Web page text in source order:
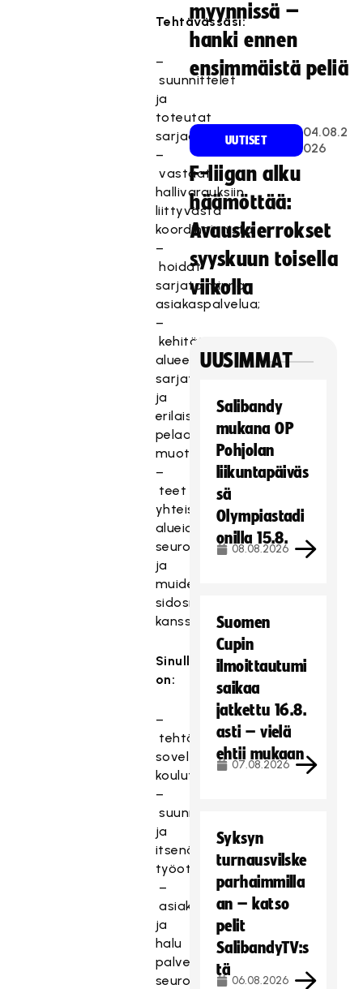
Tehtävässäsi:
–
suunnittelet
ja
toteutat
sarjaohjelmia;
–
vastaat
hallivarauksiin
liittyvästä
koordinoinnista;
–
hoidat
sarjatoiminnan
asiakaspalvelua;
–
kehität
alueellista
sarjatoimintaa
ja
erilaisia
pelaamisen
muotoja;
–
teet
yhteistyötä
alueiden
seurojen
ja
muiden
sidosryhmien
kanssa.
Sinulla
on:
–
tehtävään
soveltuva
koulutus;
–
suunnitelmallinen
ja
itsenäinen
työote;
–
asiakaspalveluhenkisyyttä
ja
halu
palvella
seuroja;
myynnissä –
hanki ennen
ensimmäistä peliä
UUTISET
04.08.2
026
F-liigan alku
häämöttää:
Avauskierrokset
syyskuun toisella
viikolla
UUSIMMAT
Salibandy
mukana OP
Pohjolan
liikuntapäiväs
sä
Olympiastadi
onilla 15.8.
08.08.2026
Suomen
Cupin
ilmoittautumi
saikaa
jatkettu 16.8.
asti – vielä
ehtii mukaan
07.08.2026
Syksyn
turnausvilske
parhaimmilla
an – katso
pelit
SalibandyTV:s
tä
06.08.2026